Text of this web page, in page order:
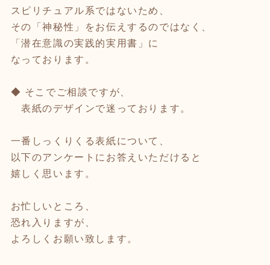
スピリチュアル系ではないため、
その「神秘性」をお伝えするのではなく、
「潜在意識の実践的実用書」に
なっております。
◆ そこでご相談ですが、
表紙のデザインで迷っております。
一番しっくりくる表紙について、
以下のアンケートにお答えいただけると
嬉しく思います。
お忙しいところ、
恐れ入りますが、
よろしくお願い致します。